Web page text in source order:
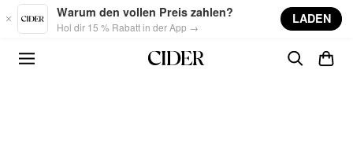
Skip to main content
Warum den vollen Preis zahlen?
Hol dir 15 % Rabatt in der App →
LADEN